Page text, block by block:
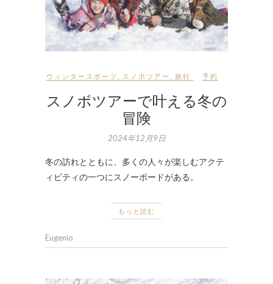
ウィンタースポーツ スノボツアー 旅行 予約
スノボツアーで叶える冬の
冒険
2024年12月9日
冬の訪れとともに、多くの人々が楽しむアクテ
ィビティの一つにスノーボードがある。
もっと読む
Eugenio